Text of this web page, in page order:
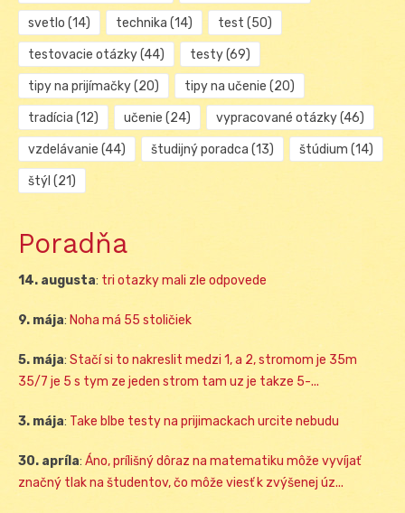
svetlo (14) technika (14) test (50)
testovacie otázky(44) testy(69)
tipy na prijímačky(20) tipy na učenie (20)
tradícia (12) učenie (24) vypracované otázky(46)
vzdelávanie (44) študijný poradca (13) štúdium (14)
štýl (21)
Poradňa
14. augusta: tri otazky mali zle odpovede
9. mája: Noha má 55 stoličiek
5. mája: Stačí si to nakreslit medzi 1, a 2, stromom je 35m
35/7 je 5 s tym ze jeden strom tam uz je takze 5-...
3. mája: Take blbe testy na prijimackach urcite nebudu
30. apríla: Áno, prílišný dôraz na matematiku môže vyvíjať
značný tlak na študentov, čo môže viesť k zvýšenej úz...